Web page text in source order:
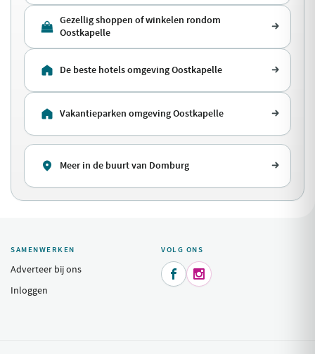
Gezellig shoppen of winkelen rondom
Oostkapelle
De beste hotels omgeving Oostkapelle
Vakantieparken omgeving Oostkapelle
Meer in de buurt van Domburg
SAMENWERKEN
Adverteer bij ons
Inloggen
VOLG ONS
 